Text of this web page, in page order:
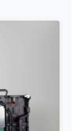
نمایشگر LED شفاف